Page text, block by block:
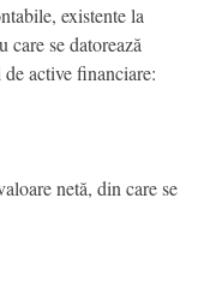
existente la
se datorează
active financiare:
netă, din care se